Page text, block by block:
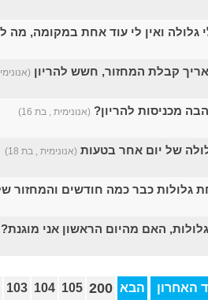
גלולה ואין לי עוד אחת במקומה, מה
קבלת המחזור, חשש להריון
מכניסות להריון? (אנונימית , בת 16)
של יום אחר בטעות (אנונימית , בת 18)
גלולות כבר כמה חודשים והמחזור
האם מהיום הראשון אני מוגנת?
103 104 105 200 הבא האחרון